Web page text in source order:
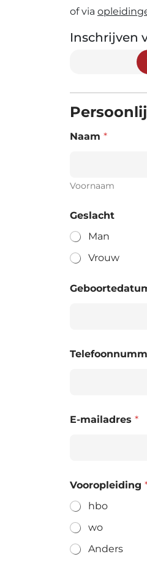
of via
Inschrijven
Naam *
Voornaam
Geslacht
Man
Vrouw
E-mailadres *
Vooropleiding
hbo
wo
Anders